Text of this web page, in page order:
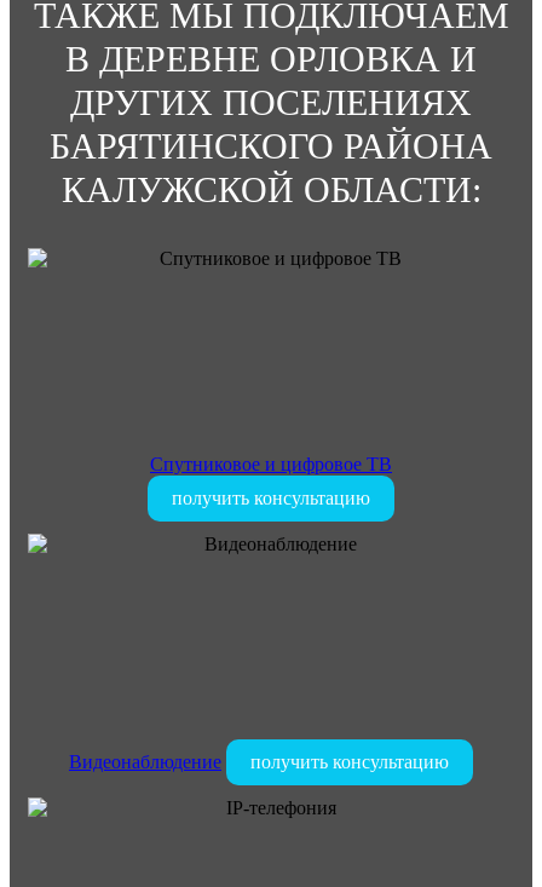
ТАКЖЕ МЫ ПОДКЛЮЧАЕМ
В ДЕРЕВНЕ ОРЛОВКА И
ДРУГИХ ПОСЕЛЕНИЯХ
БАРЯТИНСКОГО РАЙОНА
КАЛУЖСКОЙ ОБЛАСТИ:
Спутниковое и цифровое ТВ
получить консультацию
Видеонаблюдение получить консультацию